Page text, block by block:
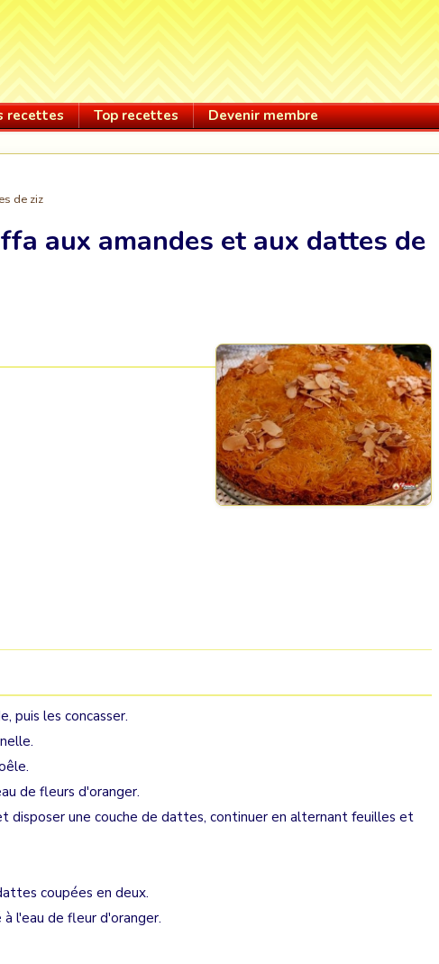
recettes Top recettes Devenir membre
de ziz
aux amandes et aux dattes de
puis les concasser.
de fleurs d'oranger.
disposer une couche de dattes, continuer en alternant feuilles et
coupées en deux.
l'eau de fleur d'oranger.